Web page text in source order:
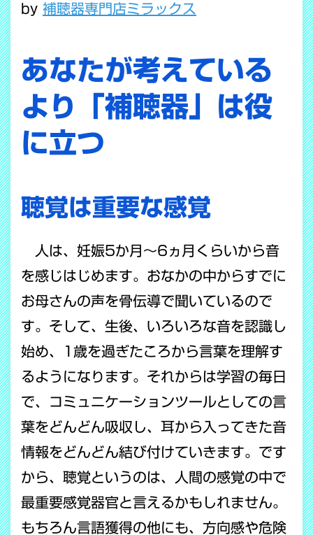
by 補聴器専門店ミラックス
あなたが考えている
より「補聴器」は役
に立つ
聴覚は重要な感覚
人は、妊娠5か月～6ヵ月くらいから音
を感じはじめます。おなかの中からすでに
お母さんの声を骨伝導で聞いているので
す。そして、生後、いろいろな音を認識し
始め、1歳を過ぎたころから言葉を理解す
るようになります。それからは学習の毎日
で、コミュニケーションツールとしての言
葉をどんどん吸収し、耳から入ってきた音
情報をどんどん結び付けていきます。です
から、聴覚というのは、人間の感覚の中で
最重要感覚器官と言えるかもしれません。
もちろん言語獲得の他にも、方向感や危険